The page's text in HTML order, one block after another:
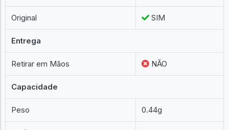
Original SIM
Entrega
Retirar em Mãos NÃO
Capacidade
Peso 0.44g